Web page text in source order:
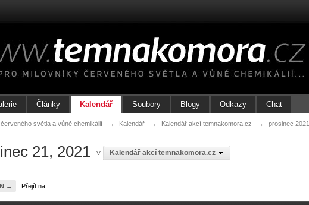
Články Kalendář Soubory Blogy Odkazy Chat
světla a vůně chemikálií → Kalendář → Kalendář akcí temnakomora.cz → prosinec 2021
21, 2021 v Kalendář akcí temnakomora.cz
→ Přejít na